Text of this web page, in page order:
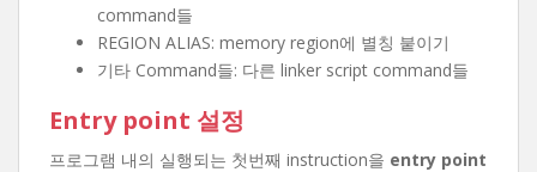
command들
REGION ALIAS: memory region에 별칭 붙이기
기타 Command들: 다른 linker script command들
Entry point 설정
프로그램 내의 실행되는 첫번째 instruction을 entry point